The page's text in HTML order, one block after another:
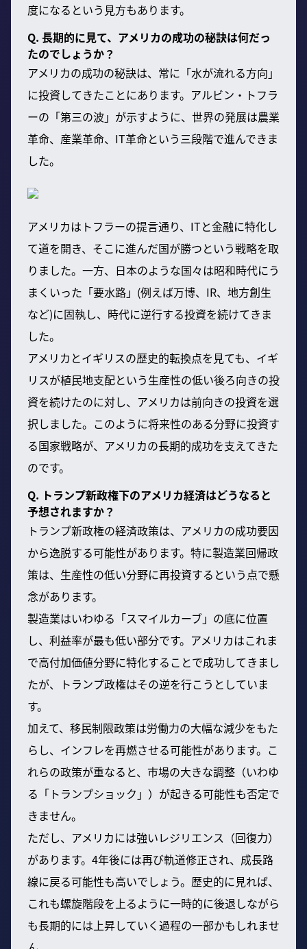
度になるという見方もあります。
Q. 長期的に見て、アメリカの成功の秘訣は何だっ
たのでしょうか？
アメリカの成功の秘訣は、常に「水が流れる方向」
に投資してきたことにあります。アルビン・トフラ
ーの「第三の波」が示すように、世界の発展は農業
革命、産業革命、IT革命という三段階で進んできま
した。
アメリカはトフラーの提言通り、ITと金融に特化し
て道を開き、そこに進んだ国が勝つという戦略を取
りました。一方、日本のような国々は昭和時代にう
まくいった「要水路」(例えば万博、IR、地方創生
など)に固執し、時代に逆行する投資を続けてきま
した。
アメリカとイギリスの歴史的転換点を見ても、イギ
リスが植民地支配という生産性の低い後ろ向きの投
資を続けたのに対し、アメリカは前向きの投資を選
択しました。このように将来性のある分野に投資す
る国家戦略が、アメリカの長期的成功を支えてきた
のです。
Q. トランプ新政権下のアメリカ経済はどうなると
予想されますか？
トランプ新政権の経済政策は、アメリカの成功要因
から逸脱する可能性があります。特に製造業回帰政
策は、生産性の低い分野に再投資するという点で懸
念があります。
製造業はいわゆる「スマイルカーブ」の底に位置
し、利益率が最も低い部分です。アメリカはこれま
で高付加価値分野に特化することで成功してきまし
たが、トランプ政権はその逆を行こうとしていま
す。
加えて、移民制限政策は労働力の大幅な減少をもた
らし、インフレを再燃させる可能性があります。こ
れらの政策が重なると、市場の大きな調整（いわゆ
る「トランプショック」）が起きる可能性も否定で
きません。
ただし、アメリカには強いレジリエンス（回復力）
があります。4年後には再び軌道修正され、成長路
線に戻る可能性も高いでしょう。歴史的に見れば、
これも螺旋階段を上るように一時的に後退しながら
も長期的には上昇していく過程の一部かもしれませ